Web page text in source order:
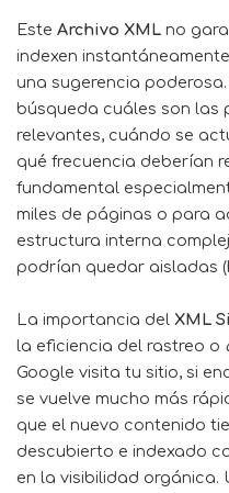
Este Archivo XML no
indexen
una sugerencia
búsqueda cuáles son las
relevantes, cuándo se
qué frecuencia deberían
fundamental
miles de páginas o para
estructura interna
podrían quedar aisladas
La importancia del XML
la eficiencia del rastreo o
Google visita tu sitio, si
se vuelve mucho más
que el nuevo contenido
descubierto e indexado
en la visibilidad orgánica.